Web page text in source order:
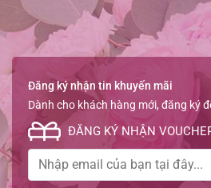
Đăng ký nhận tin khuyến mãi
Dành cho khách hàng mới, đăng ký
ĐĂNG KÝ NHẬN